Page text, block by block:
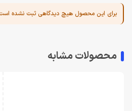
برای این محصول هیچ دیدگاهی ثبت نشده
محصولات مشابه